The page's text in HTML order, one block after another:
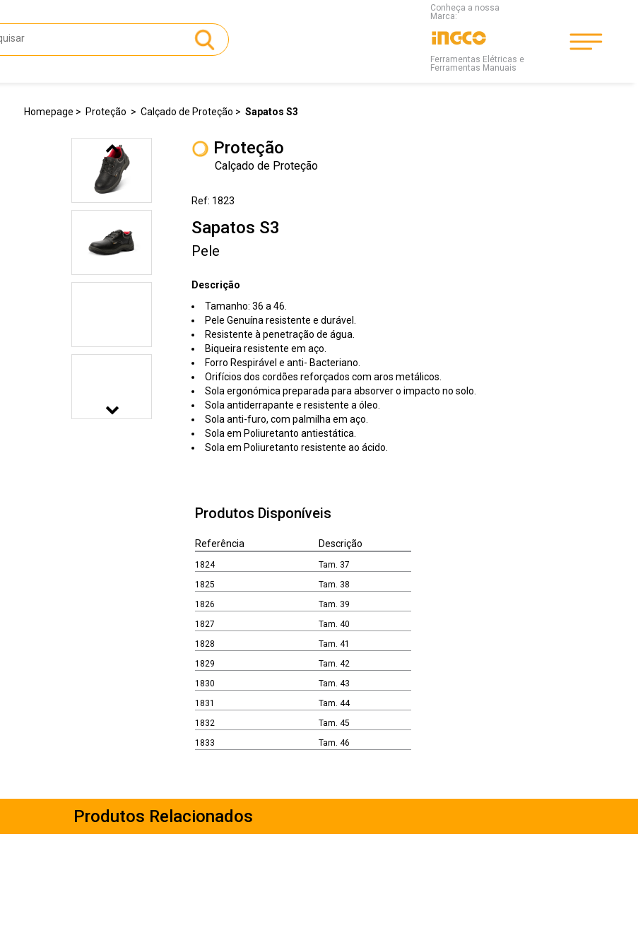
Conheça a nossa
Marca:
Ferramentas Elétricas e
Ferramentas Manuais
Homepage Proteção Calçado de Proteção Sapatos S3
Proteção
Calçado de Proteção
Ref: 1823
Sapatos S3
Pele
Descrição
Tamanho: 36 a 46.
Pele Genuína resistente e durável.
Resistente à penetração de água.
Biqueira resistente em aço.
Forro Respirável e anti- Bacteriano.
Orifícios dos cordões reforçados com aros metálicos.
Sola ergonómica preparada para absorver o impacto no solo.
Sola antiderrapante e resistente a óleo.
Sola anti-furo, com palmilha em aço.
Sola em Poliuretanto antiestática.
Sola em Poliuretanto resistente ao ácido.
Produtos Disponíveis
Referência
1824
1825
1826
1827
1828
1829
1830
1831
1832
1833
Descrição
Tam. 37
Tam. 38
Tam. 39
Tam. 40
Tam. 41
Tam. 42
Tam. 43
Tam. 44
Tam. 45
Tam. 46
Produtos Relacionados